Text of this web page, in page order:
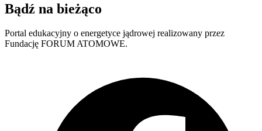
Bądź na bieżąco
Portal edukacyjny o energetyce jądrowej realizowany przez
Fundację FORUM ATOMOWE.